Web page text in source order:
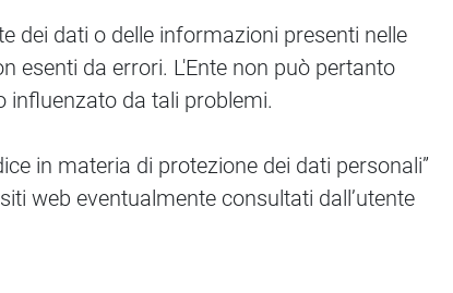
dei dati o delle informazioni presenti nelle
esenti da errori. L'Ente non può pertanto
influenzato da tali problemi.
in materia di protezione dei dati personali”
web eventualmente consultati dall’utente